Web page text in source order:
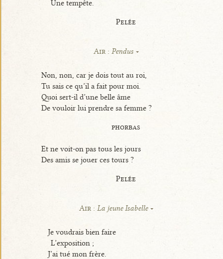
Une tempête.
Pelée
Air :Pendus
Non, non, car je dois tout au roi,
Tu sais ce qu’il a fait pour moi.
Quoi sert-il d’une belle âme
De vouloir lui prendre sa femme ?
phorbas
Et ne voit-on pas tous les jours
Des amis se jouer ces tours ?
Pelée
Air :La jeune Isabelle
Je voudrais bien faire
L’exposition ;
J’ai tué mon frère.